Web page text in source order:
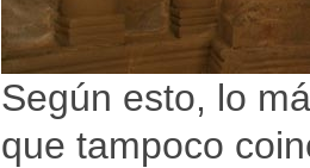
Según esto, lo
que tampoco